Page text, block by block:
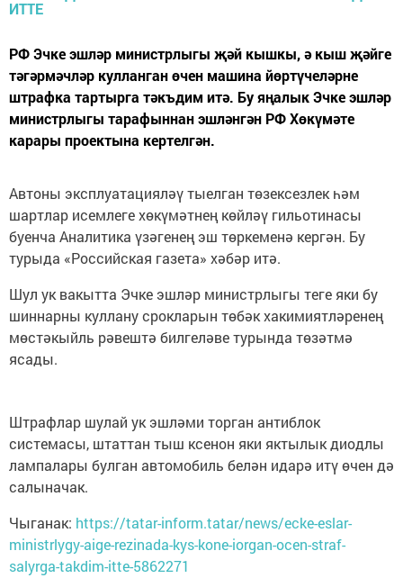
РФ Эчке эшләр министрлыгы җәй кышкы, ә кыш җәйге
тәгәрмәчләр кулланган өчен машина йөртүчеләрне
штрафка тартырга тәкъдим итә. Бу яңалык Эчке эшләр
министрлыгы тарафыннан эшләнгән РФ Хөкүмәте
карары проектына кертелгән.
Автоны эксплуатацияләү тыелган төзексезлек һәм
шартлар исемлеге хөкүмәтнең көйләү гильотинасы
буенча Аналитика үзәгенең эш төркеменә кергән. Бу
турыда «Российская газета» хәбәр итә.
Шул ук вакытта Эчке эшләр министрлыгы теге яки бу
шиннарны куллану срокларын төбәк хакимиятләренең
мөстәкыйль рәвештә билгеләве турында төзәтмә
ясады.
Штрафлар шулай ук эшләми торган антиблок
системасы, штаттан тыш ксенон яки яктылык диодлы
лампалары булган автомобиль белән идарә итү өчен дә
салыначак.
Чыганак: https://tatar-inform.tatar/news/ecke-eslar-
ministrlygy-aige-rezinada-kys-kone-iorgan-ocen-straf-
salyrga-takdim-itte-5862271